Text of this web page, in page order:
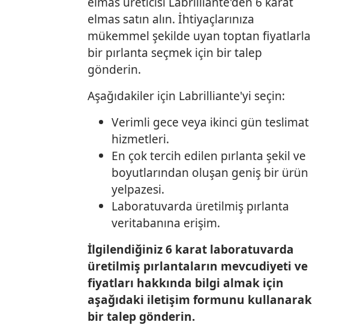
elmas satın alın. İhtiyaçlarınıza
mükemmel şekilde uyan toptan fiyatlarla
bir pırlanta seçmek için bir talep
gönderin.
Aşağıdakiler için Labrilliante'yi seçin:
Verimli gece veya ikinci gün teslimat
hizmetleri.
En çok tercih edilen pırlanta şekil ve
boyutlarından oluşan geniş bir ürün
yelpazesi.
Laboratuvarda üretilmiş pırlanta
veritabanına erişim.
İlgilendiğiniz 6 karat laboratuvarda
üretilmiş pırlantaların mevcudiyeti ve
fiyatları hakkında bilgi almak için
aşağıdaki iletişim formunu kullanarak
bir talep gönderin.